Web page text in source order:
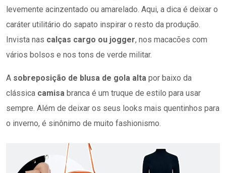
levemente acinzentado ou amarelado. Aqui, a dica é deixar o
caráter utilitário do sapato inspirar o resto da produção.
Invista nas calças cargo ou jogger, nos macacões com
vários bolsos e nos tons de verde militar.
A sobreposição de blusa de gola alta por baixo da
clássica camisa branca é um truque de estilo para usar
sempre. Além de deixar os seus looks mais quentinhos para
o inverno, é sinônimo de muito fashionismo.